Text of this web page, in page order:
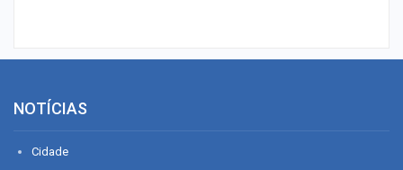
NOTÍCIAS
Cidade